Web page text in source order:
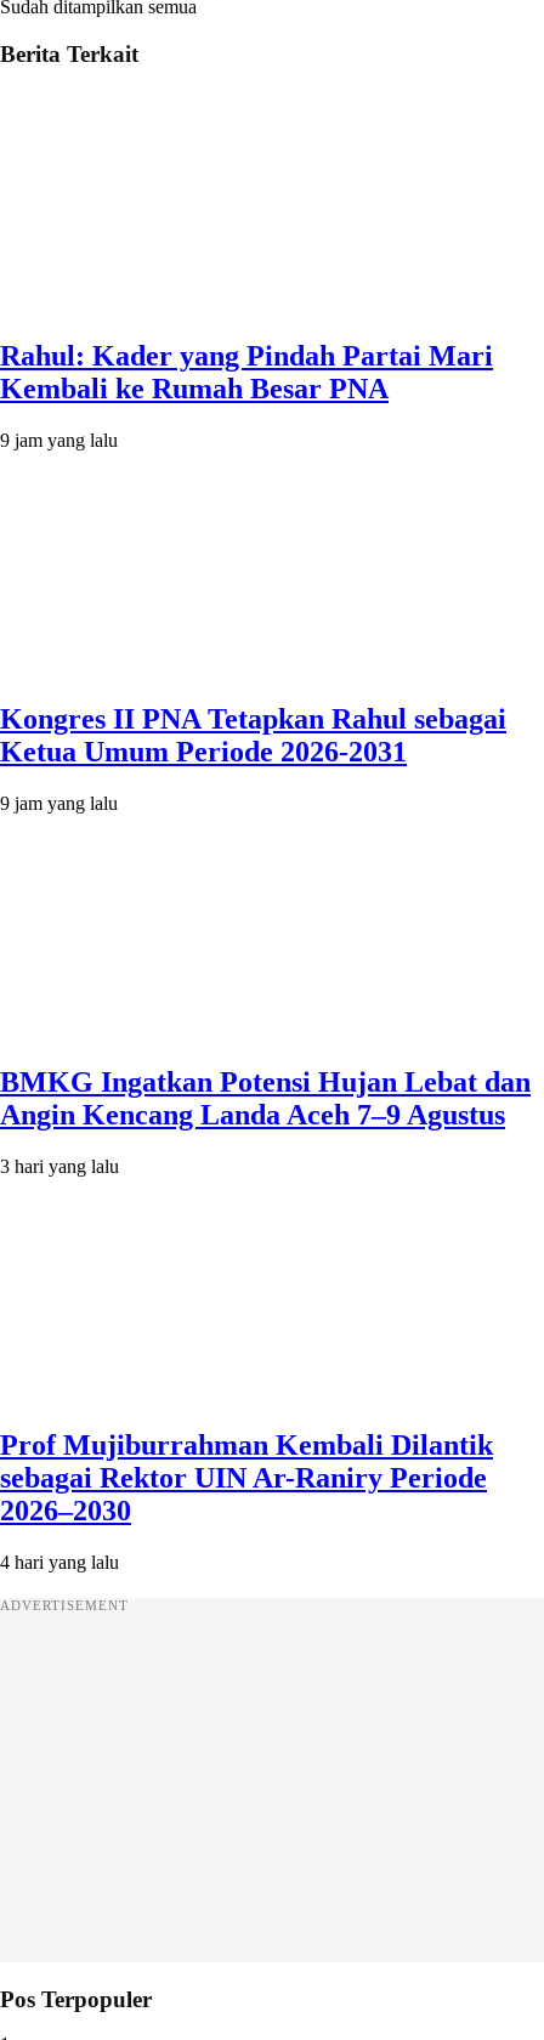
Sudah ditampilkan semua
Berita Terkait
Rahul: Kader yang Pindah Partai Mari
Kembali ke Rumah Besar PNA
9 jam yang lalu
Kongres II PNA Tetapkan Rahul sebagai
Ketua Umum Periode 2026-2031
9 jam yang lalu
BMKG Ingatkan Potensi Hujan Lebat dan
Angin Kencang Landa Aceh 7–9 Agustus
3 hari yang lalu
Prof Mujiburrahman Kembali Dilantik
sebagai Rektor UIN Ar-Raniry Periode
2026–2030
4 hari yang lalu
ADVERTISEMENT
Pos Terpopuler